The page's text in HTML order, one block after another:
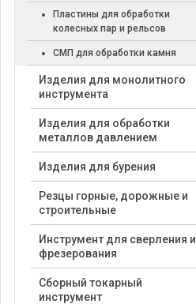
Пластины для обработки
колесных пар и рельсов
СМП для обработки камня
Изделия для монолитного
инструмента
Изделия для обработки
металлов давлением
Изделия для бурения
Резцы горные, дорожные и
строительные
Инструмент для сверления и
фрезерования
Сборный токарный
инструмент